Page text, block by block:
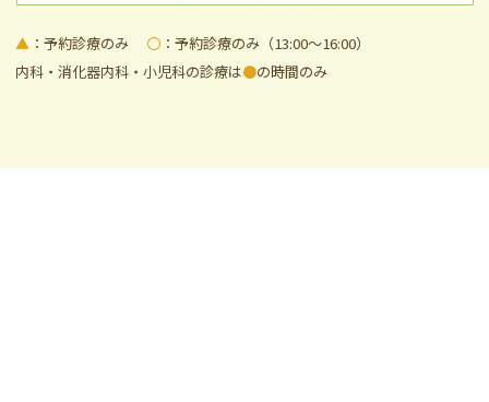
▲ ：予約診療のみ 〇 ：予約診療のみ（13:00～16:00）
内科・消化器内科・小児科の診療は●の時間のみ